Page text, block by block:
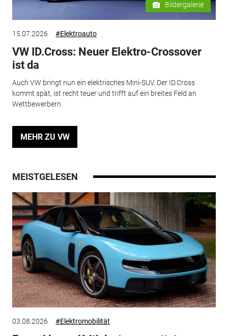
Bildergalerie
15.07.2026 #Elektroauto
VW ID.Cross: Neuer Elektro-Crossover
ist da
Auch VW bringt nun ein elektrisches Mini-SUV. Der ID.Cross
kommt spät, ist recht teuer und trifft auf ein breites Feld an
Wettbewerbern.
MEHR ZU VW
MEISTGELESEN
03.08.2026 #Elektromobilität